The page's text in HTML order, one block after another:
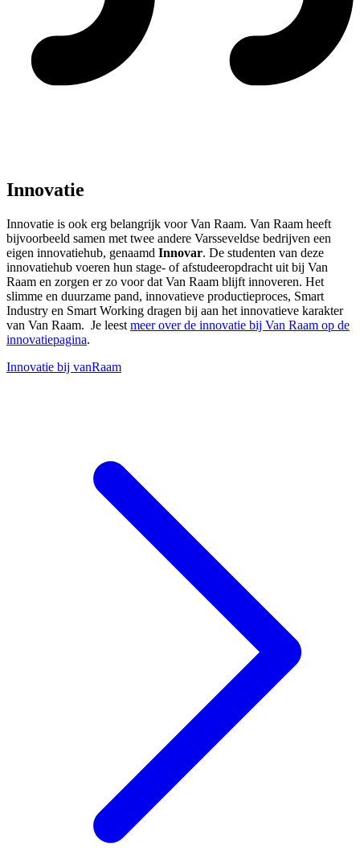
Innovatie
Innovatie is ook erg belangrijk voor Van Raam. Van Raam heeft
bijvoorbeeld samen met twee andere Varsseveldse bedrijven een
eigen innovatiehub, genaamd Innovar. De studenten van deze
innovatiehub voeren hun stage- of afstudeeropdracht uit bij Van
Raam en zorgen er zo voor dat Van Raam blijft innoveren. Het
slimme en duurzame pand, innovatieve productieproces, Smart
Industry en Smart Working dragen bij aan het innovatieve karakter
van Van Raam. Je leest meer over de innovatie bij Van Raam op de
innovatiepagina.
Innovatie bij vanRaam